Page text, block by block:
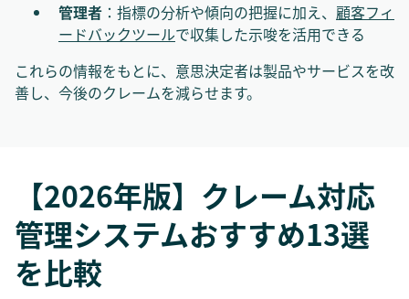
管理者 ：指標の分析や傾向の把握に加え、 顧客フィ
ードバックツールで収集した示唆を活用できる
これらの情報をもとに、意思決定者は製品やサービスを改
善し、今後のクレームを減らせます。
【2026年版】クレーム対応
管理システムおすすめ13選
を比較